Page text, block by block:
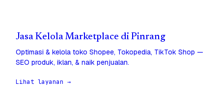
Jasa Kelola Marketplace di Pinrang
Optimasi & kelola toko Shopee, Tokopedia, TikTok Shop —
SEO produk, iklan, & naik penjualan.
Lihat layanan →